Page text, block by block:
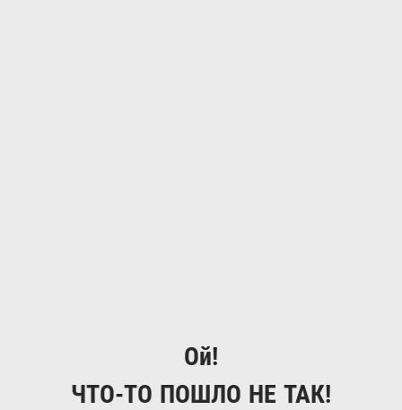
Ой!
ЧТО-ТО ПОШЛО НЕ ТАК!